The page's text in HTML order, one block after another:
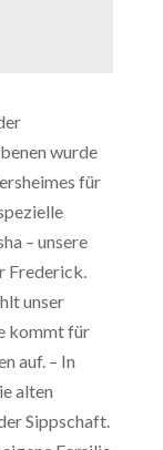
wurde
für
– unsere
Frederick.
unser
kommt für
auf. – In
alten
Sippschaft.